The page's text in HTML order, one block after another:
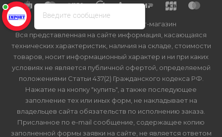
2026 © Import-bt.ru - интернет-магазин
Вся представленная на сайте информация, касающаяся
технических характеристик, наличия на складе, стоимости
товаров, носит информационный характер и ни при каких
условиях не является публичной офертой, определяемой
положениями Статьи 437(2) Гражданского кодекса РФ.
Нажатие на кнопку "купить", а также последующее
заполнение тех или иных форм, не накладывает на
владельцев сайта обязательств по исполнению заказа.
Присланное по e-mail сообщение, содержащее копию
заполненной формы заявки на сайте, не является ответом
Введите сообщение